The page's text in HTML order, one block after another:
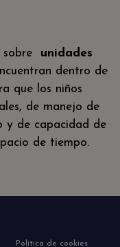
sobre unidades
dentro de
que los niños
de manejo de
y de capacidad de
de tiempo.
Política de cookies